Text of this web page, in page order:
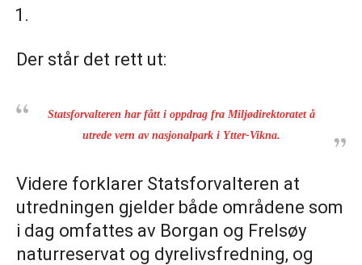
Der står det rett ut:
Statsforvalteren har fått i oppdrag fra Miljødirektoratet å
utrede vern av nasjonalpark i Ytter-Vikna.
Videre forklarer Statsforvalteren at
utredningen gjelder både områdene som
i dag omfattes av Borgan og Frelsøy
naturreservat og dyrelivsfredning, og